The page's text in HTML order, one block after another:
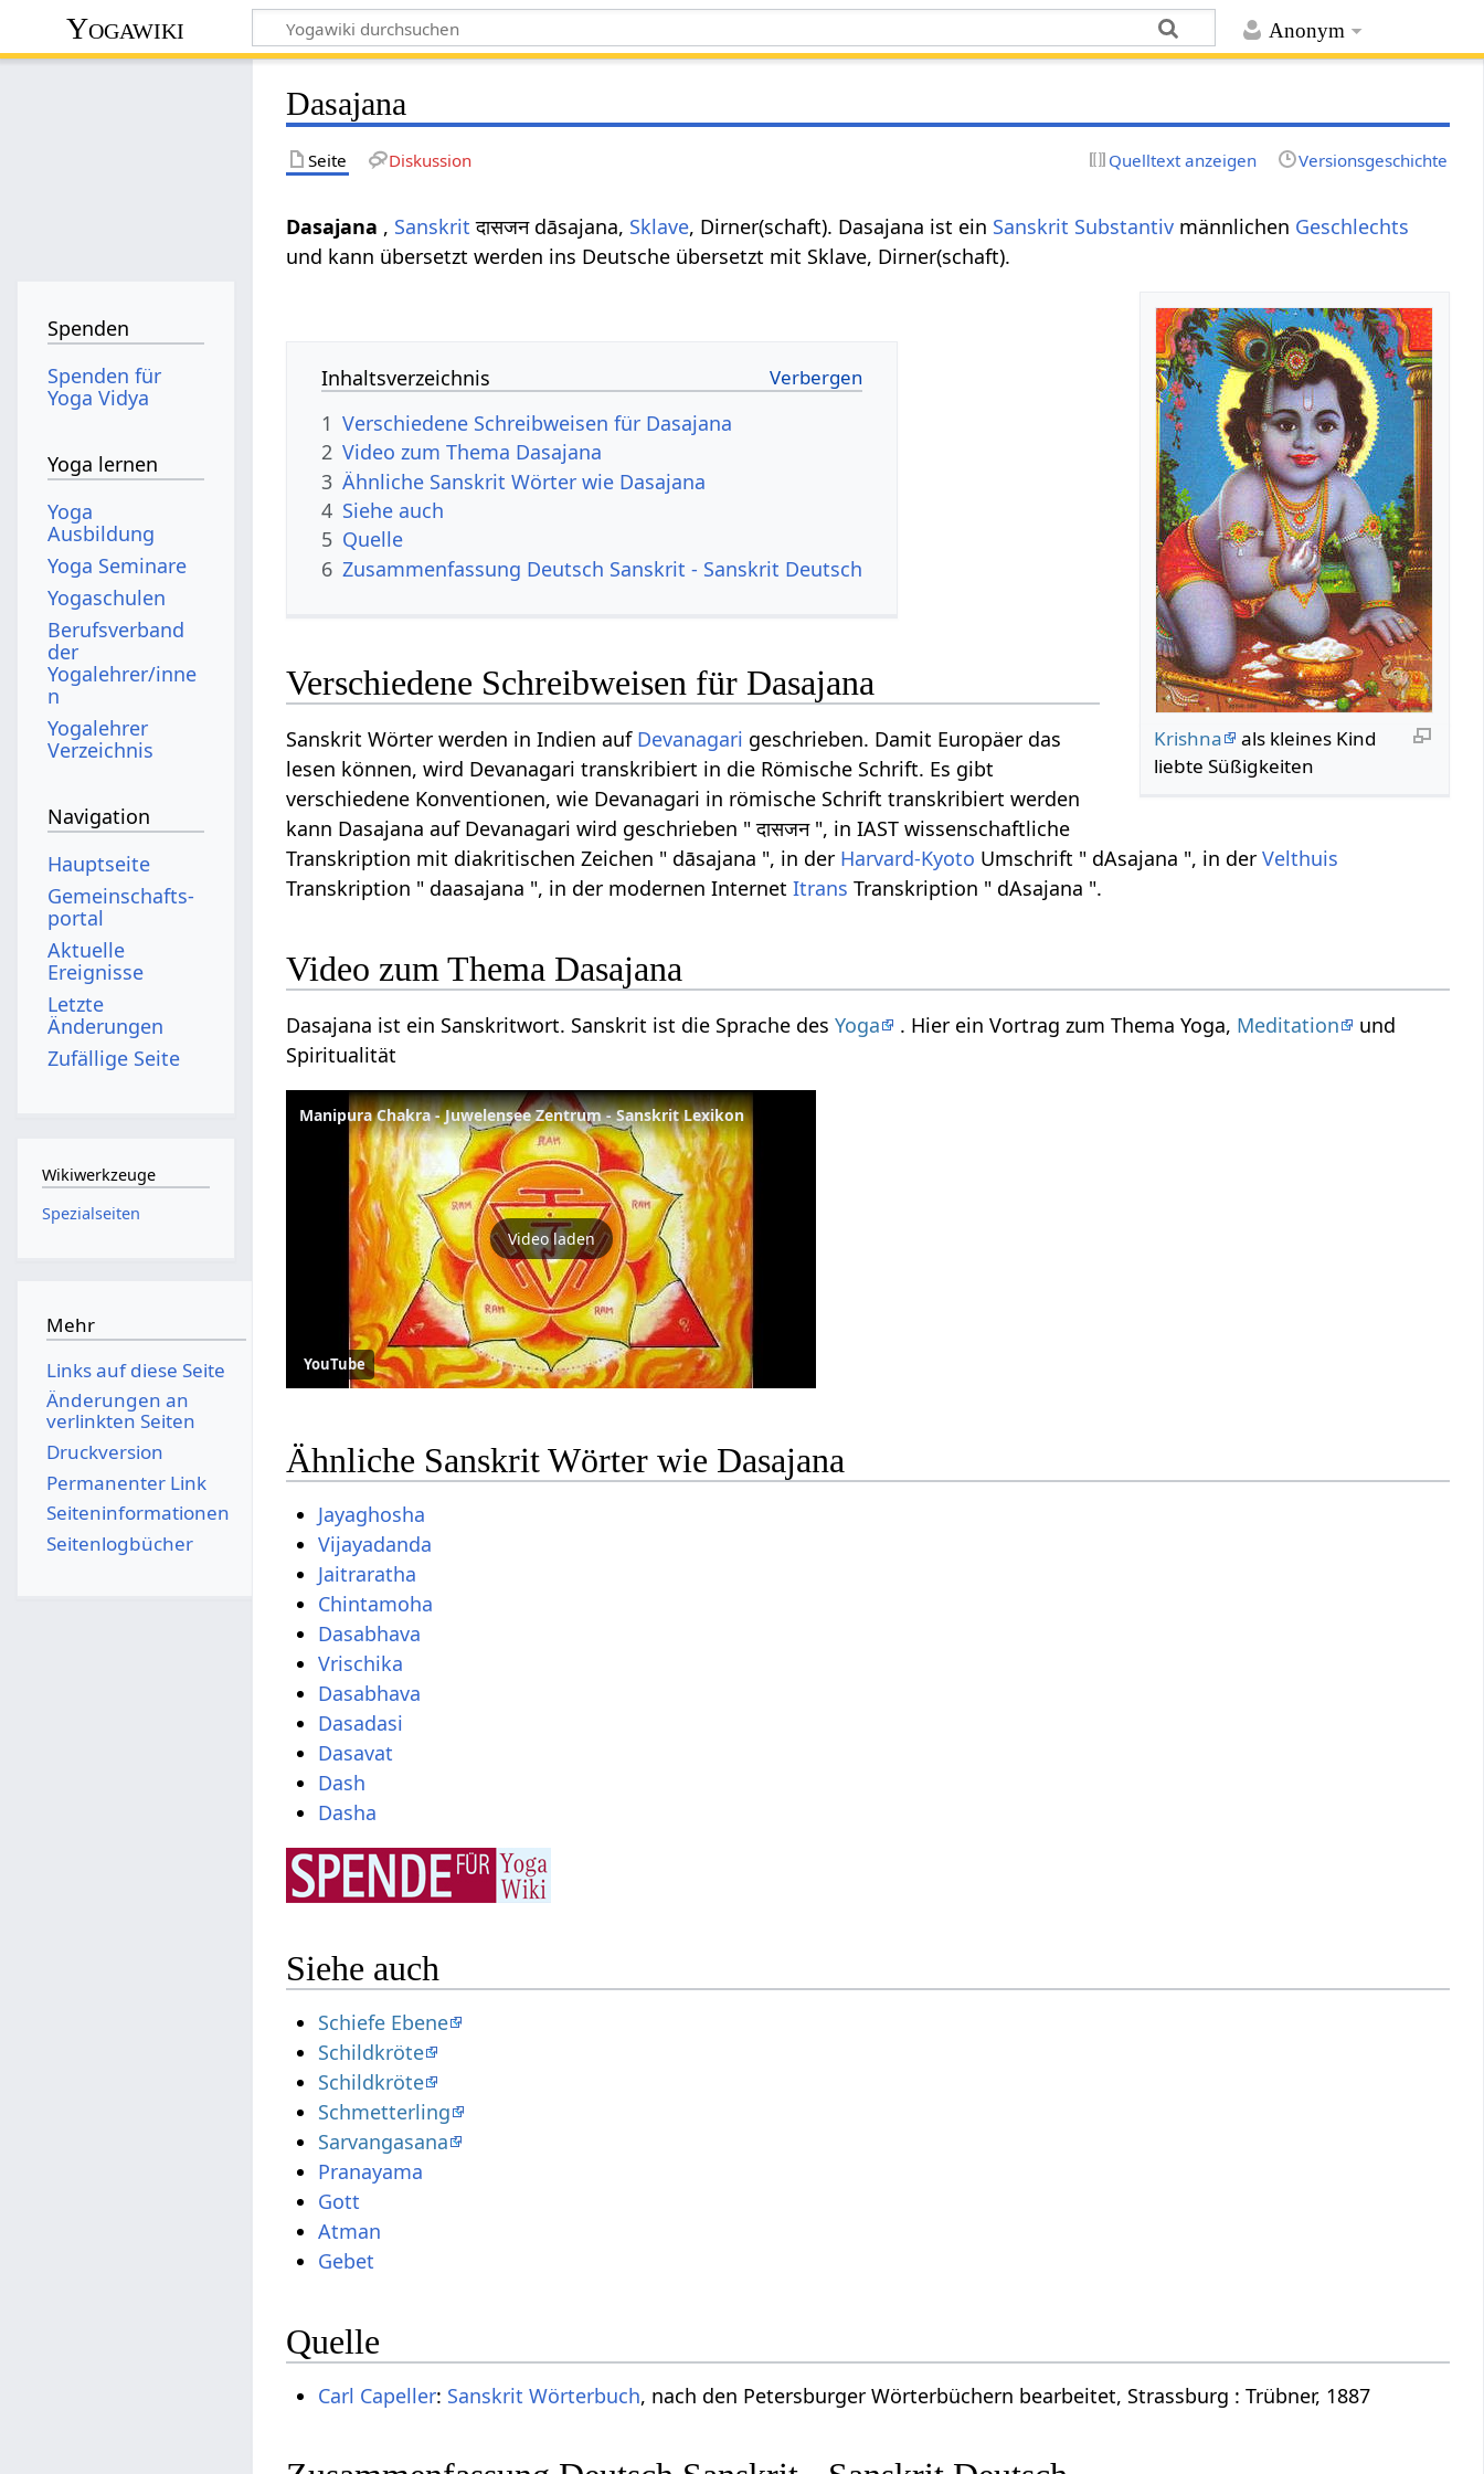
Anonym
Yogawiki
Dasajana
Seite Diskussion Quelltext anzeigen Versionsgeschichte
Dasajana , Sanskrit दासजन dāsajana, Sklave, Dirner(schaft). Dasajana ist ein Sanskrit Substantiv männlichen Geschlechts
und kann übersetzt werden ins Deutsche übersetzt mit Sklave, Dirner(schaft).
Krishna
als kleines Kind
liebte Süßigkeiten
Inhaltsverzeichnis
1 Verschiedene Schreibweisen für Dasajana
2 Video zum Thema Dasajana
3 Ähnliche Sanskrit Wörter wie Dasajana
4 Siehe auch
5 Quelle
6 Zusammenfassung Deutsch Sanskrit - Sanskrit Deutsch
Verschiedene Schreibweisen für Dasajana
Sanskrit Wörter werden in Indien auf Devanagari geschrieben. Damit Europäer das
lesen können, wird Devanagari transkribiert in die Römische Schrift. Es gibt
verschiedene Konventionen, wie Devanagari in römische Schrift transkribiert werden
kann Dasajana auf Devanagari wird geschrieben " दासजन ", in IAST wissenschaftliche
Transkription mit diakritischen Zeichen " dāsajana ", in der Harvard-Kyoto Umschrift " dAsajana ", in derVelthuis
Transkription " daasajana ", in der modernen InternetItrans Transkription " dAsajana ".
Video zum Thema Dasajana
Dasajana ist ein Sanskritwort. Sanskrit ist die Sprache desYoga . Hier ein Vortrag zum Thema Yoga, Meditation
und
Spiritualität
Manipura Chakra - Juwelensee Zentrum - Sanskrit Lexikon
Video laden
YouTube
Ähnliche Sanskrit Wörter wie Dasajana
Jayaghosha
Vijayadanda
Jaitraratha
Chintamoha
Dasabhava
Vrischika
Dasabhava
Dasadasi
Dasavat
Dash
Dasha
Siehe auch
Schiefe Ebene
Schildkröte
Schildkröte
Schmetterling
Sarvangasana
Pranayama
Gott
Atman
Gebet
Quelle
Carl Capeller: Sanskrit Wörterbuch, nach den Petersburger Wörterbüchern bearbeitet, Strassburg : Trübner, 1887
Spenden
Spenden für
Yoga Vidya
Yoga lernen
Yoga
Ausbildung
Yoga Seminare
Yogaschulen
Berufsverband
der
Yogalehrer/inne
n
Yogalehrer
Verzeichnis
Navigation
Hauptseite
Gemeinschafts­
portal
Aktuelle
Ereignisse
Letzte
Änderungen
Zufällige Seite
Wikiwerkzeuge
Spezialseiten
Mehr
Links auf diese Seite
Änderungen an
verlinkten Seiten
Druckversion
Permanenter Link
Seiten­­informationen
Seitenlogbücher